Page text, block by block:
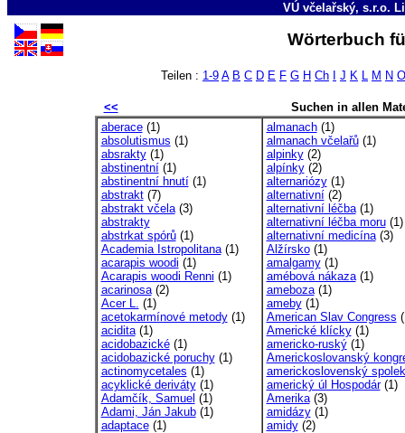
VÚ včelařský, s.r.o.
Wörterbuch
Teilen : 1-9 A B C D E F G H Ch J K L M N O
<<
Suchen in allen
aberace(1)
absolutismus (1)
absrakty(1)
abstinentní(1)
abstinentní hnutí(1)
abstrakt(7)
abstrakt včela(3)
abstrakty
abstrkat spórů(1)
Academia Istropolitana(1)
acarapis woodi (1)
Acarapis woodi Renni (1)
acarinosa(2)
Acer L. (1)
acetokarmínové metody(1)
acidita(1)
acidobazické(1)
acidobazické poruchy(1)
actinomycetales (1)
acyklické deriváty(1)
Adamčík, Samuel (1)
Adami, Ján Jakub(1)
adaptace(1)
almanach(1)
almanach včelařů(1)
alpinky(2)
alpínky(2)
alternariózy(1)
alternativní(2)
alternativní léčba(1)
alternativní léčba moru(1)
alternativní medicína(3)
Alžírsko(1)
amalgamy(1)
amébová nákaza(1)
ameboza(1)
ameby(1)
American Slav Congress
Americké klícky(1)
americko-ruský(1)
Americkoslovanský
americkoslovenský spolek
americký úl Hospodár(1)
Amerika(3)
amidázy(1)
amidy(2)